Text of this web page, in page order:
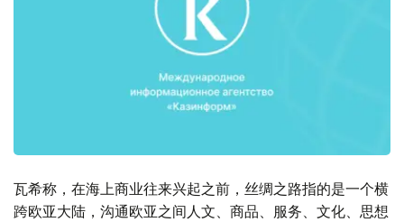
瓦希称，在海上商业往来兴起之前，丝绸之路指的是一个横
跨欧亚大陆，沟通欧亚之间人文、商品、服务、文化、思想